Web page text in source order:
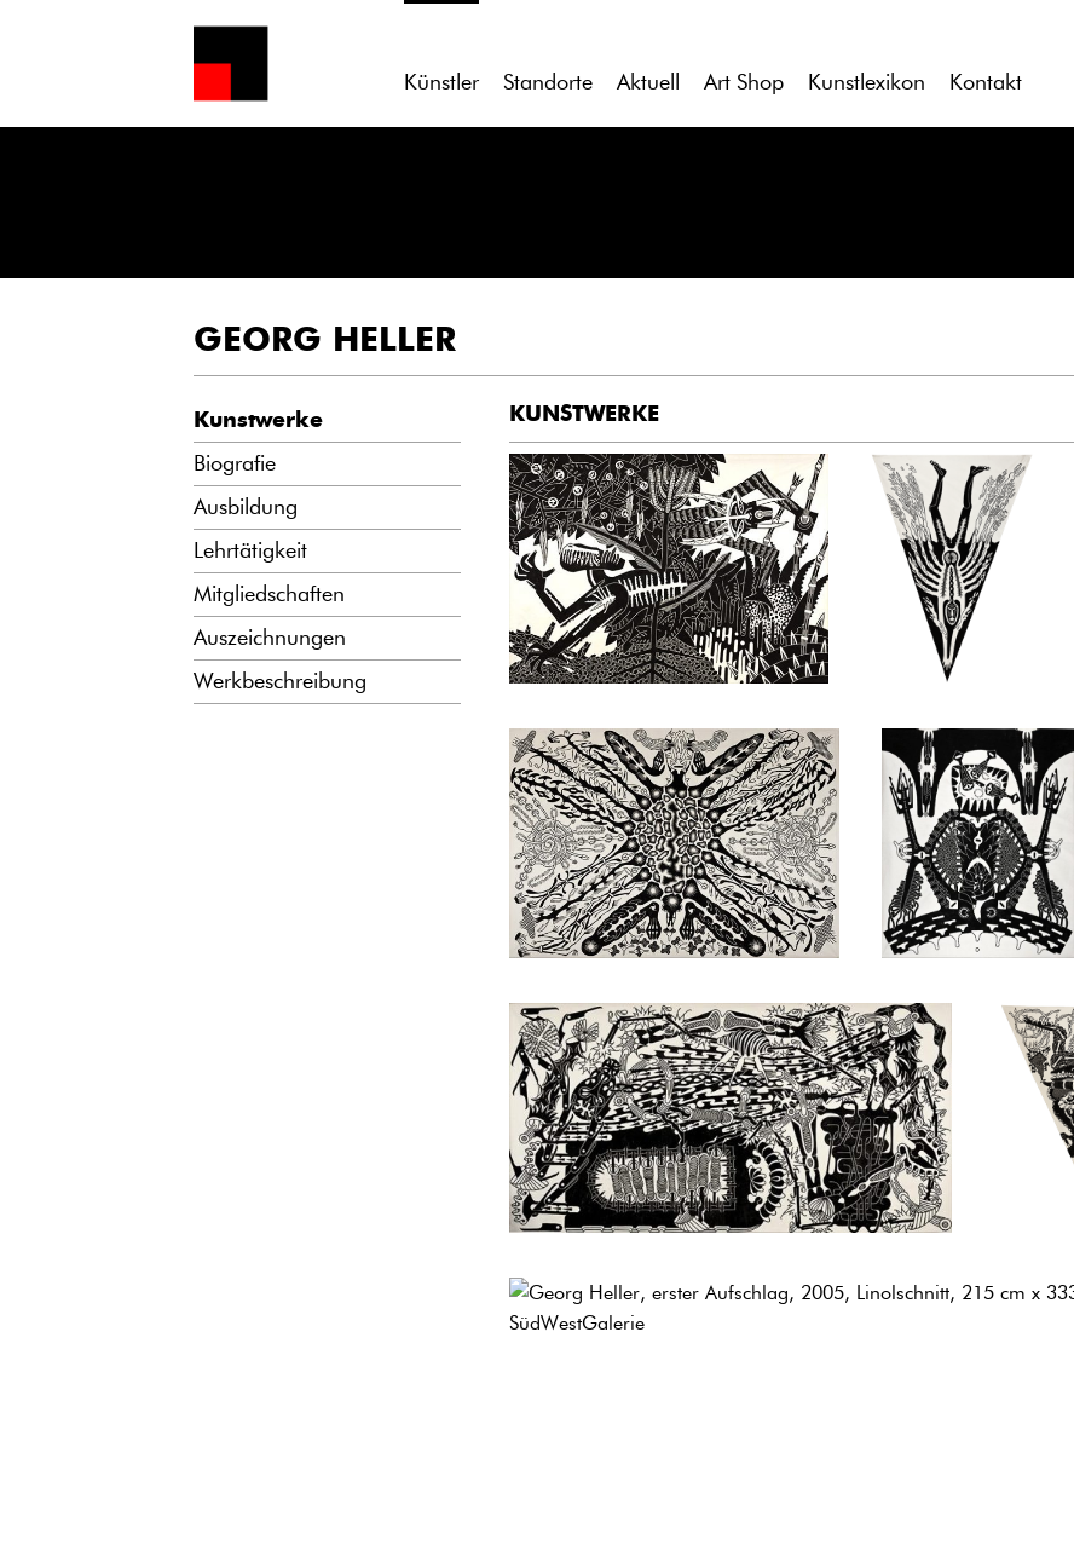
Künstler Standorte Aktuell Art Shop Kunstlexikon Kontakt
GEORG HELLER
Kunstwerke
Biografie
Ausbildung
Lehrtätigkeit
Mitgliedschaften
Auszeichnungen
Werkbeschreibung
KUNSTWERKE